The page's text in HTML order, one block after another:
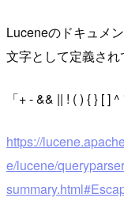
Luceneのドキュメ
文字として定義され
+ - && || ! ( ) { } [ ]
https://
e/lucene/